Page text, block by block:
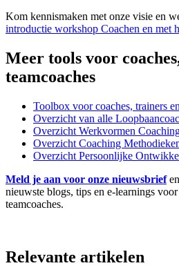
Kom kennismaken met onze visie en
introductie workshop Coachen en met
Meer tools voor
teamcoaches
Toolbox voor coaches, trainers
Overzicht van alle
Overzicht Werkvormen
Overzicht Coaching
Overzicht Persoonlijke
Meld je aan voor onze nieuwsbrief
nieuwste blogs, tips en e-learnings voor
teamcoaches.
Relevante artikelen